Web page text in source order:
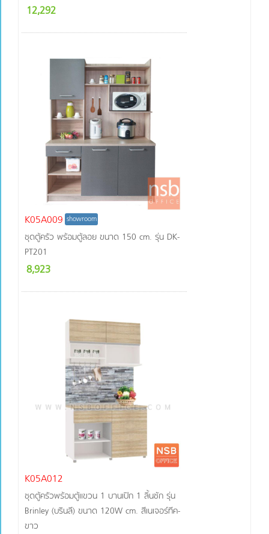
12,292
K05A009 showroom
ชุดตู้ครัว พร้อมตู้ลอย ขนาด 150 cm. รุ่น DK-
PT201
8,923
K05A012
ชุดตู้ครัวพร้อมตู้แขวน 1 บานเปิก 1 ลิ้นชัก รุ่น
Brinley (บรินลี) ขนาด 120W cm. สีเนเจอร์ทีค-
ขาว